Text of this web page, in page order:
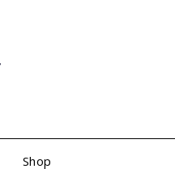
Shop